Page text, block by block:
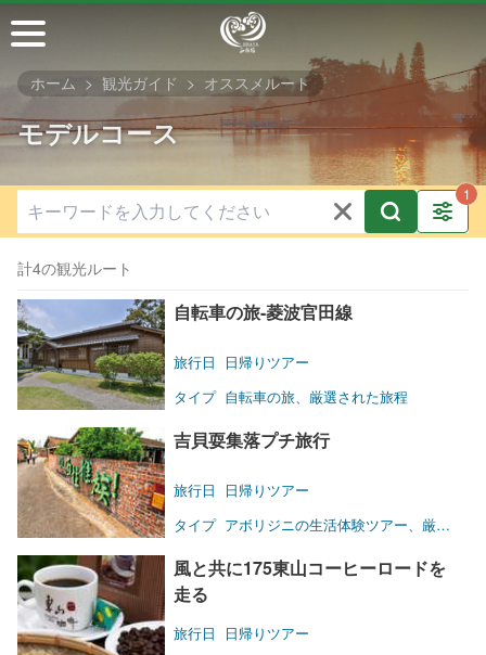
メ
イ
ン
テ
ン
ツ
ク
ホーム 観光ガイド オススメルート
モデルコース
計4の観光ルート
自転車の旅-菱波官田線
旅行日
日帰りツアー
タイプ 自転車の旅、厳選された旅程
吉貝耍集落プチ旅行
旅行日
日帰りツアー
タイプ
アボリジニの生活体験ツアー、厳選された旅程
風と共に175東山コーヒーロードを
走る
旅行日
日帰りツアー